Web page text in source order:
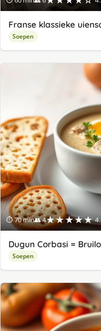
Franse klassieke
Soepen
⏱ 70 min👥 4★★★★★
Dugun Corbasi =
Soepen